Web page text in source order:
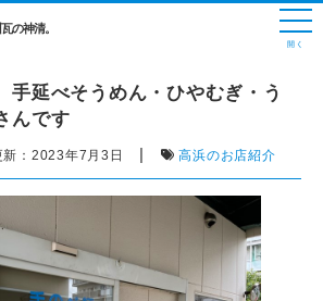
の神清。
延べそうめん・ひやむぎ・う
んです
： 2023年7月3日 | 高浜のお店紹介